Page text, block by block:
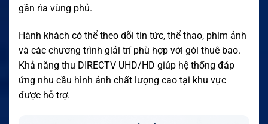
gần rìa vùng phủ.
Hành khách có thể theo dõi tin tức, thể thao, phim ảnh
và các chương trình giải trí phù hợp với gói thuê bao.
Khả năng thu DIRECTV UHD/HD giúp hệ thống đáp
ứng nhu cầu hình ảnh chất lượng cao tại khu vực
được hỗ trợ.